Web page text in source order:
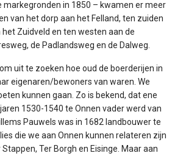
markegronden in 1850 – kwamen er meer
van het dorp aan het Felland, ten zuiden
Zuidveld en ten westen aan de
de Padlandsweg en de Dalweg.
uit te zoeken hoe oud de boerderijen in
eigenaren/bewoners van waren. We
kunnen gaan. Zo is bekend, dat ene
1530-1540 te Onnen vader werd van
Pauwels was in 1682 landbouwer te
die we aan Onnen kunnen relateren zijn
Ter Borgh en Eisinge. Maar aan